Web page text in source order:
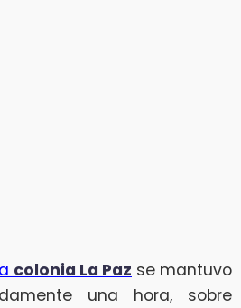
colonia La Paz se mantuvo
una hora, sobre